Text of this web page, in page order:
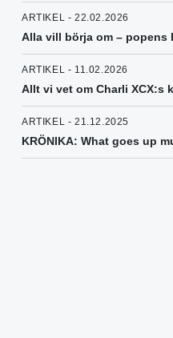
ARTIKEL - 22.02.2026
Alla vill börja om –
ARTIKEL - 11.02.2026
Allt vi vet om Charli XCX:s
ARTIKEL - 21.12.2025
KRÖNIKA: What goes up